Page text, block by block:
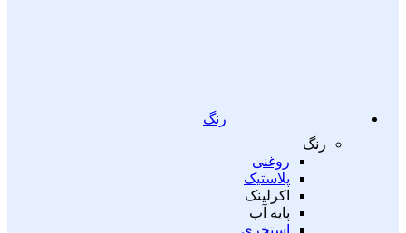
رنگ
رنگ
روغنی
پلاستیک
اکرلینک
پایه آب